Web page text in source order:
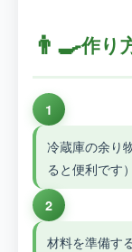
👨‍🍳作り
1
冷蔵庫の余り
ると便利です）
2
材料を準備する